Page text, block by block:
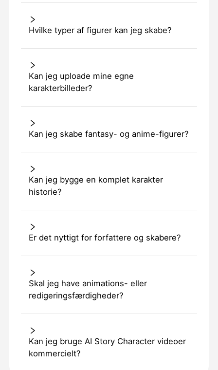
Hvilke typer af figurer kan jeg skabe?
Kan jeg uploade mine egne
karakterbilleder?
Kan jeg skabe fantasy- og anime-figurer?
Kan jeg bygge en komplet karakter
historie?
Er det nyttigt for forfattere og skabere?
Skal jeg have animations- eller
redigeringsfærdigheder?
Kan jeg bruge AI Story Character videoer
kommercielt?